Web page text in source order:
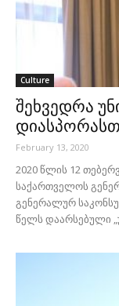
Culture
შეხვედრა
February 13, 2020
2020 წლის 12
საქართველოს
გენერალურ
წელს დაარსებული